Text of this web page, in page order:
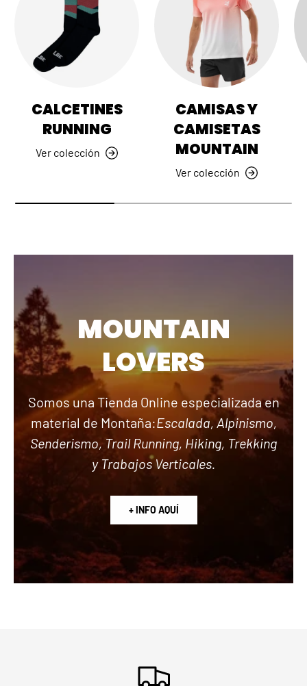
CALCETINES
RUNNING
Ver colección
CAMISAS Y
CAMISETAS
MOUNTAIN
Ver colección
MOUNTAIN
LOVERS
Somos una Tienda Online especializada en
material de Montaña:Escalada, Alpinismo,
Senderismo, Trail Running, Hiking, Trekking
y Trabajos Verticales.
+ INFO AQUÍ